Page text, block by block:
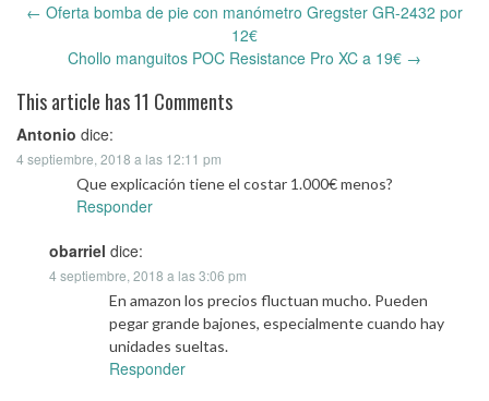
navigation
← Oferta bomba de pie con manómetro Gregster GR-2432 por
12€
Chollo manguitos POC Resistance Pro XC a 19€ →
This article has 11 Comments
Antonio dice:
4 septiembre, 2018 a las 12:11 pm
Que explicación tiene el costar 1.000€ menos?
Responder
obarriel dice:
4 septiembre, 2018 a las 3:06 pm
En amazon los precios fluctuan mucho. Pueden
pegar grande bajones, especialmente cuando hay
unidades sueltas.
Responder